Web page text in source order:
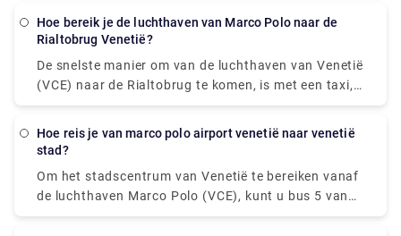
Enkele van de populaire zijn: 1. Monumenten - San
Marco-gebied. 2. Het Dogenpaleis. Monumenten -
San Marco-gebied. 3. Het Canal Grande.
Monumenten en attracties rond Venetië. 4. De
Rialtobrug. Monumenten - Rialto-gebied. 5. De
6. De Scalzi-brug. 7. Het Cà d'Oro-paleis. 8. De Brug
der Zuchten.
hoe bereik je de luchthaven van Marco Polo naar de
Rialtobrug Venetië?
De snelste manier om van de luchthaven van Venetië
(VCE) naar de Rialtobrug te komen, is met een taxi,
die € 13 - € 17 kost en 14 minuten duurt. Is er een
(VCE) en de Rialtobrug? Ja, er is een rechtstreekse
aankomt in Venezia.
hoe reis je van marco polo airport venetië naar venetië
stad?
Om het stadscentrum van Venetië te bereiken vanaf
de luchthaven Marco Polo (VCE), kunt u bus 5 van
Actv nemen. De bus stopt bij de Piazzale Roma-